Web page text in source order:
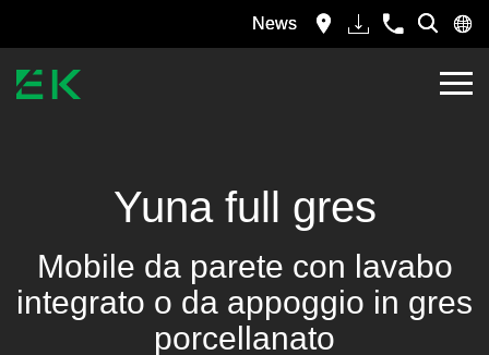
News
Yuna full gres
Mobile da parete con lavabo
integrato o da appoggio in gres
porcellanato